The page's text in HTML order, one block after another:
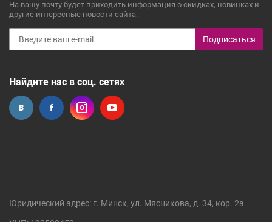
На вашу почту будет приходить информация о скидках, новинках и
другие интересные новости сайта.
Подписаться
Найдите нас в соц. сетях
Юридический адрес: г. Минск, ул. Мясникова, д. 34, кор. 2а